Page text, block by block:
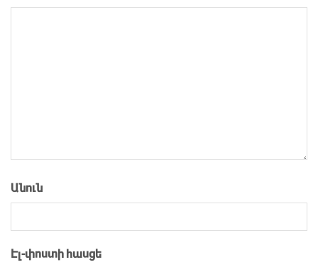
Անուն
Էլ-փոստի հասցե